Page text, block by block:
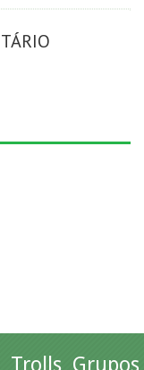
Trolls Grupos